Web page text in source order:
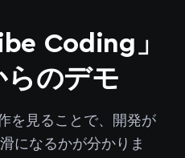
Coding」
らのデモ
を見ることで、開発が
になるかが分かりま